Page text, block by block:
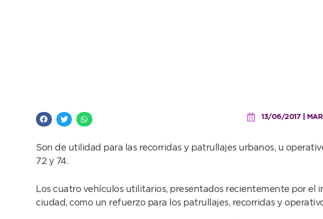
13/06/2017 |
Son de utilidad para las recorridas y patrullajes urbanos, u
72 y 74.
Los cuatro vehículos utilitarios, presentados recientemente por
ciudad, como un refuerzo para los patrullajes, recorridas y